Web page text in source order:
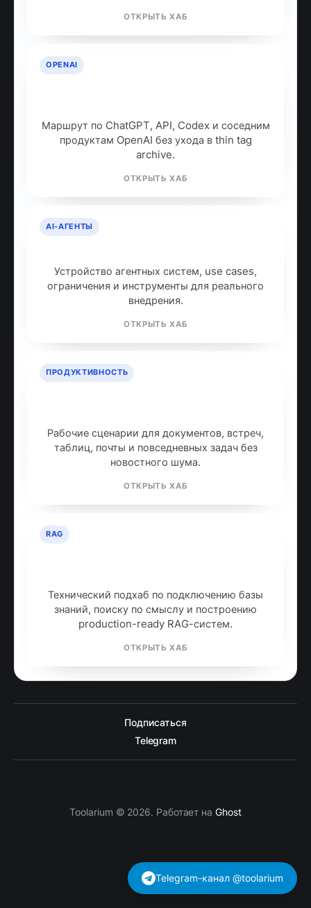
ОТКРЫТЬ ХАБ
OPENAI
Маршрут по ChatGPT, API, Codex и соседним
продуктам OpenAI без ухода в thin tag
archive.
ОТКРЫТЬ ХАБ
AI-АГЕНТЫ
Устройство агентных систем, use cases,
ограничения и инструменты для реального
внедрения.
ОТКРЫТЬ ХАБ
ПРОДУКТИВНОСТЬ
Рабочие сценарии для документов, встреч,
таблиц, почты и повседневных задач без
новостного шума.
ОТКРЫТЬ ХАБ
RAG
Технический подхаб по подключению базы
знаний, поиску по смыслу и построению
production-ready RAG-систем.
ОТКРЫТЬ ХАБ
Подписаться
Telegram
Toolarium © 2026. Работает на Ghost
Telegram-канал @toolarium